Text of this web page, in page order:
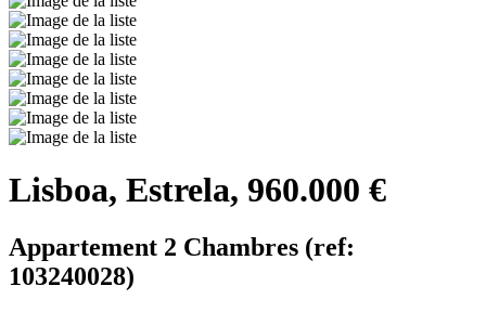
Lisboa, Estrela, 960.000 €
Appartement 2 Chambres (ref:
103240028)